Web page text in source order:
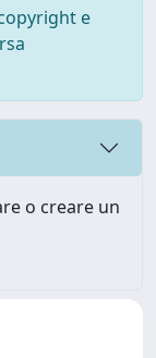
e
o creare un